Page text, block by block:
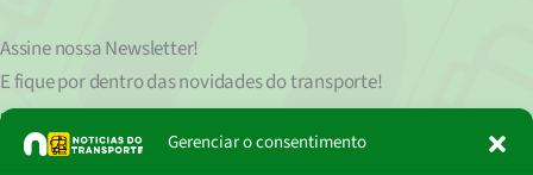
Gerenciar o consentimento
Assine nossaNewsletter!
E fique por dentro das novidades do transporte!
Seu endereço de e-mail
clicando aqui.